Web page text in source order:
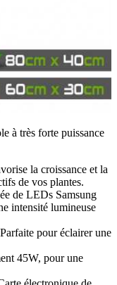
à très forte puissance
la croissance et la
de vos plantes.
de LEDs Samsung
intensité lumineuse
pour éclairer une
45W, pour une